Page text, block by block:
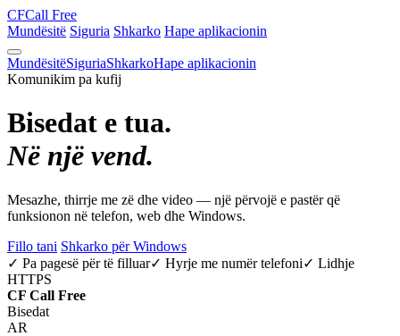
CFCall Free
Mundësitë Siguria Shkarko Hape aplikacionin
MundësitëSiguriaShkarkoHape aplikacionin
Komunikim pa kufij
Bisedat e tua.
Në një vend.
Mesazhe, thirrje me zë dhe video — një përvojë e pastër që
funksionon në telefon, web dhe Windows.
Fillo tani Shkarko për Windows
✓ Pa pagesë për të filluar✓ Hyrje me numër telefoni✓ Lidhje
HTTPS
CF Call Free
Bisedat
AR